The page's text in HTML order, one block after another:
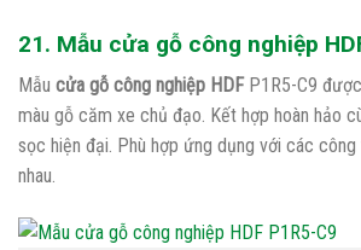
21. Mẫu cửa gỗ công nghiệp
Mẫu cửa gỗ công nghiệp HDFP1R5-C9
màu gỗ căm xe chủ đạo. Kết hợp hoàn hảo
sọc hiện đại. Phù hợp ứng dụng với các
nhau.